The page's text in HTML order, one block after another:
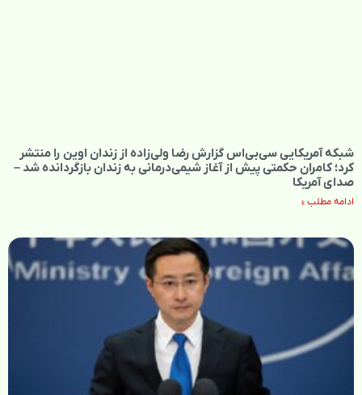
شبکه آمریکایی سی‌بی‌‌اس گزارش رضا ولی‌زاده از زندان اوین را منتشر
کرد؛ کامران حکمتی پیش از آغاز شیمی‌درمانی به زندان بازگردانده شد –
صدای آمریکا
ادامه مطلب »